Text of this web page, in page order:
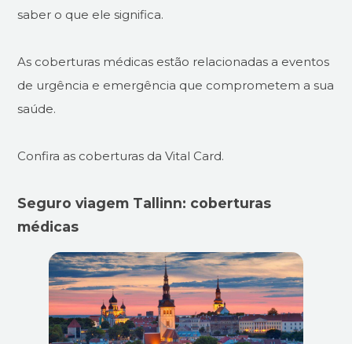
saber o que ele significa.
As coberturas médicas estão relacionadas a eventos
de urgência e emergência que comprometem a sua
saúde.
Confira as coberturas da Vital Card.
Seguro viagem Tallinn: coberturas
médicas